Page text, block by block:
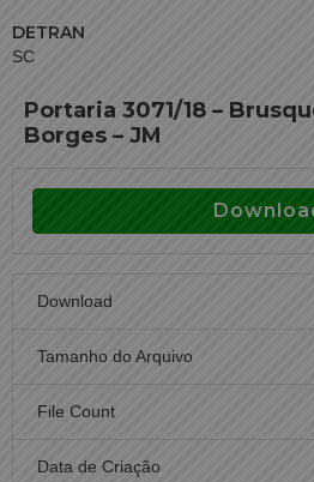
DETRAN
SC
Portaria 3071/18 –
Borges – JM
Download
Tamanho do Arquivo
File Count
Data de Criação